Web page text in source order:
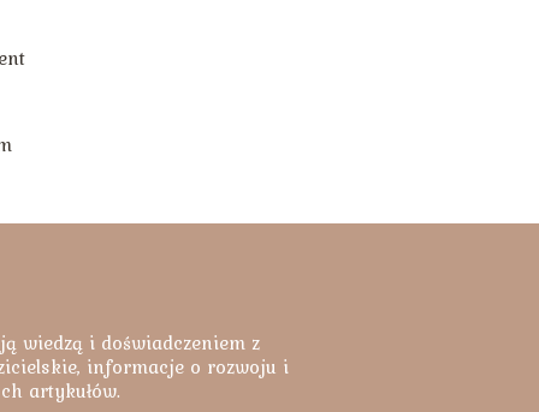
wiedzą i doświadczeniem z
informacje o rozwoju i
artykułów.